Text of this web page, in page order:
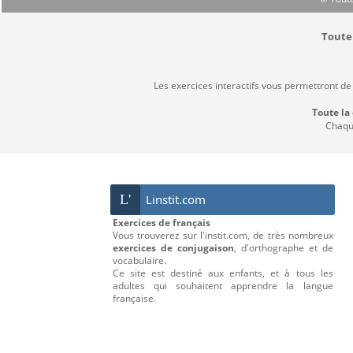
Les exercices interactifs vous permettront
Toute la
L' Linstit.com
Exercices de français
Vous trouverez sur l'instit.com, de très nombreux
exercices de conjugaison, d'orthographe et de
vocabulaire.
Ce site est destiné aux enfants, et à tous les
adultes qui souhaitent apprendre la langue
française.